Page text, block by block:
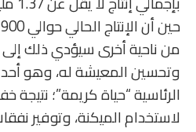
من ناحية أخرى سيؤدي ذلك إلى
وتحسين المعيشة له، وهو
الرئاسية “حياة كريمة”؛ نتيجة
لاستخدام الميكنة، وتوفير